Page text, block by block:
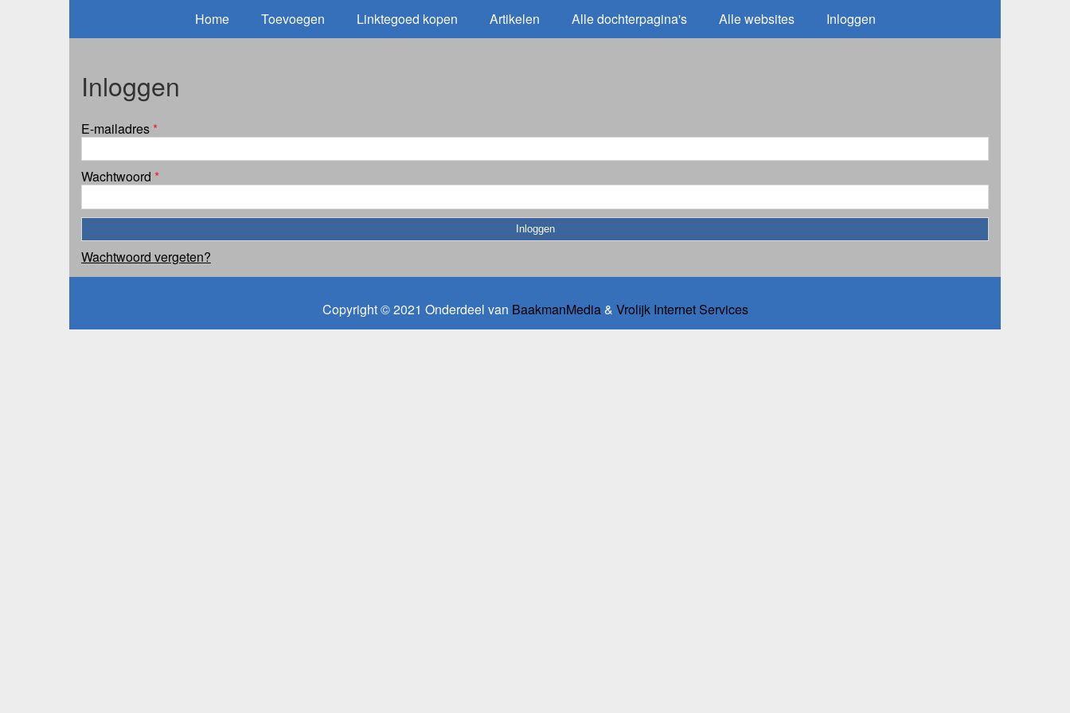
Home Toevoegen Linktegoed kopen Artikelen Alle dochterpagina's Alle websites Inloggen
Inloggen
E-mailadres *
Wachtwoord *
Wachtwoord vergeten?
Copyright © 2021 Onderdeel van BaakmanMedia& Vrolijk Internet Services